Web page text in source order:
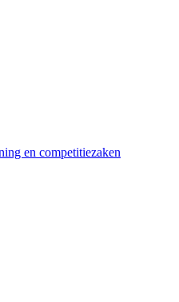
en competitiezaken